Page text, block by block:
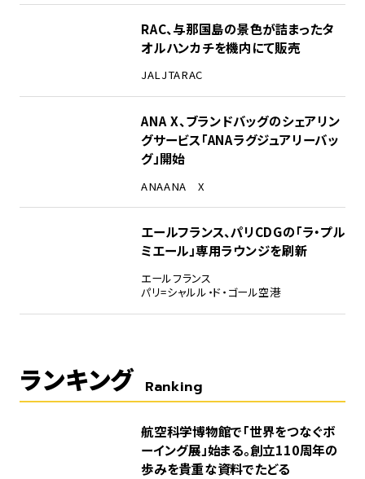
RAC、与那国島の景色が詰まったタ
オルハンカチを機内にて販売
JALJTARAC
ANA X、ブランドバッグのシェアリン
グサービス「ANAラグジュアリーバッ
グ」開始
ANAANA X
エールフランス、パリCDGの「ラ・プル
ミエール」専用ラウンジを刷新
エールフランス
パリ=シャルル・ド・ゴール空港
ランキング Ranking
航空科学博物館で「世界をつなぐボ
ーイング展」始まる。創立110周年の
歩みを貴重な資料でたどる